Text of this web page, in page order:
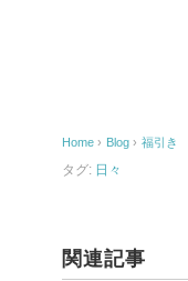
o
o
Home › Blog › 福引き
タグ: 日々
関連記事